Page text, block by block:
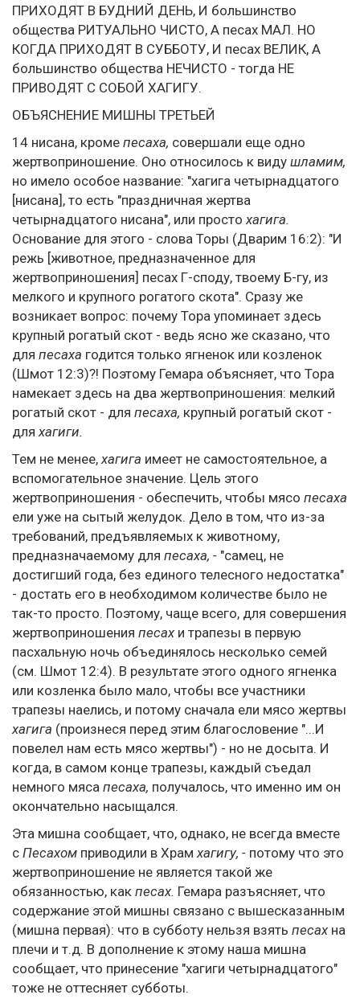
ПРИХОДЯТ В БУДНИЙ ДЕНЬ, И большинство
общества РИТУАЛЬНО ЧИСТО, А песах МАЛ. НО
КОГДА ПРИХОДЯТ В СУББОТУ, И песах ВЕЛИК, А
большинство общества НЕЧИСТО - тогда НЕ
ПРИВОДЯТ С СОБОЙ ХАГИГУ.
ОБЪЯСНЕНИЕ МИШНЫ ТРЕТЬЕЙ
14 нисана, кроме песаха, совершали еще одно
жертвоприношение. Оно относилось к виду шламим,
но имело особое название: "хагига четырнадцатого
[нисана], то есть "праздничная жертва
четырнадцатого нисана", или простохагига.
Основание для этого - слова Торы (Дварим 16:2): "И
режь [животное, предназначенное для
жертвоприношения] песах Г-споду, твоему Б-гу, из
мелкого и крупного рогатого скота". Сразу же
возникает вопрос: почему Тора упоминает здесь
крупный рогатый скот - ведь ясно же сказано, что
для песаха годится только ягненок или козленок
(Шмот 12:3)?! Поэтому Гемара объясняет, что Тора
намекает здесь на два жертвоприношения: мелкий
рогатый скот - для песаха, крупный рогатый скот -
дляхагиги.
Тем не менее,хагига имеет не самостоятельное, а
вспомогательное значение. Цель этого
жертвоприношения - обеспечить, чтобы мясо песаха
ели уже на сытый желудок. Дело в том, что из-за
требований, предъявляемых к животному,
предназначаемому для песаха, - "самец, не
достигший года, без единого телесного недостатка"
- достать его в необходимом количестве было не
так-то просто. Поэтому, чаще всего, для совершения
жертвоприношения песах и трапезы в первую
пасхальную ночь объединялось несколько семей
(см. Шмот 12:4). В результате этого одного ягненка
или козленка было мало, чтобы все участники
трапезы наелись, и потому сначала ели мясо жертвы
хагига (произнеся перед этим благословение "...И
повелел нам есть мясо жертвы") - но не досыта. И
когда, в самом конце трапезы, каждый съедал
немного мяса песаха, получалось, что именно им он
окончательно насыщался.
Эта мишна сообщает, что, однако, не всегда вместе
с Песахом приводили в Храмхагигу, - потому что это
жертвоприношение не является такой же
обязанностью, как песах. Гемара разъясняет, что
содержание этой мишны связано с вышесказанным
(мишна первая): что в субботу нельзя взять песах на
плечи и т.д. В дополнение к этому наша мишна
сообщает, что принесение "хагиги четырнадцатого"
тоже не оттесняет субботы.